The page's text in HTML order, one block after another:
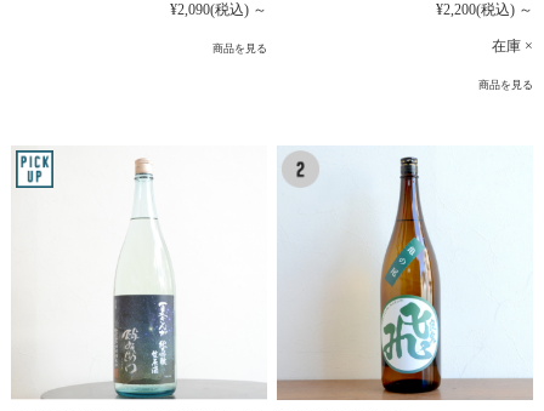
¥2,090(税込) ～
商品を見る
¥2,200(税込) ～
在庫 ×
商品を見る